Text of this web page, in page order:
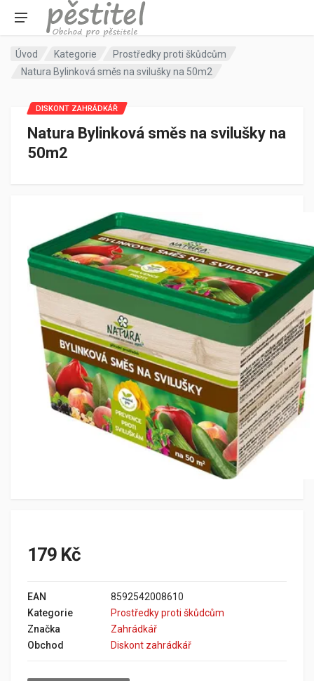
Úvod Kategorie
Prostředky proti škůdcům
Natura Bylinková směs na svilušky na 50m2
Natura Bylinková směs na svilušky na
50m2
DISKONT ZAHRÁDKÁŘ
179 Kč
EAN
8592542008610
Kategorie
Prostředky proti škůdcům
Značka
Zahrádkář
Obchod
Diskont zahrádkář